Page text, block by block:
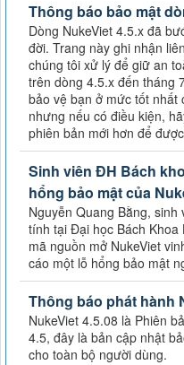
Thông báo bảo mật
Dòng NukeViet 4.5.x đã
đời. Trang này ghi nhận
chúng tôi xử lý để giữ an
trên dòng 4.5.x đến tháng
bảo vệ bạn ở mức tốt
nhưng nếu có điều kiện,
phiên bản mới hơn để
Sinh viên ĐH Bách
hổng bảo mật của
Nguyễn Quang Bằng,
tính tại Đại học Bách
mã nguồn mở NukeViet
cáo một lỗ hổng bảo mật
Thông báo phát hành
NukeViet 4.5.08 là Phiên
4.5, đây là bản cập nhật
cho toàn bộ người dùng.